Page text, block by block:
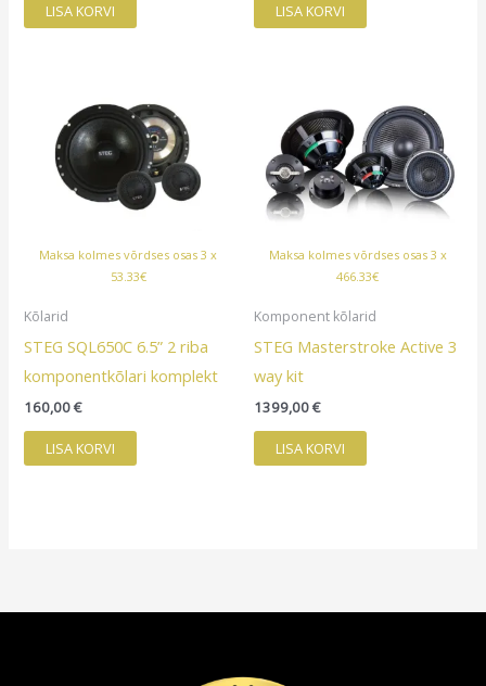
LISA KORVI LISA KORVI
Maksa kolmes võrdses osas 3 x
53.33€
Kõlarid
STEG SQL650C 6.5” 2 riba
komponentkõlari komplekt
160,00€
LISA KORVI
Maksa kolmes võrdses osas 3 x
466.33€
Komponent kõlarid
STEG Masterstroke Active 3
way kit
1399,00€
LISA KORVI